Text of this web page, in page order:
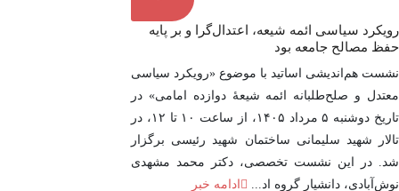
رویکرد سیاسی ائمه شیعه، اعتدال‌گرا و بر پایه
حفظ مصالح جامعه بود
نشست هم‌اندیشی اساتید با موضوع «رویکرد سیاسی
معتدل و صلح‌طلبانه ائمه شیعۀ دوازده امامی» در
تاریخ دوشنبه ۵ مرداد ۱۴۰۵، از ساعت ۱۰ تا ۱۲، در
تالار شهید سلیمانی ساختمان شهید رئیسی برگزار
شد. در این نشست تخصصی، دکتر محمد مشهدی
نوش‌آبادی، دانشیار گروه اد...
ادامه خبر